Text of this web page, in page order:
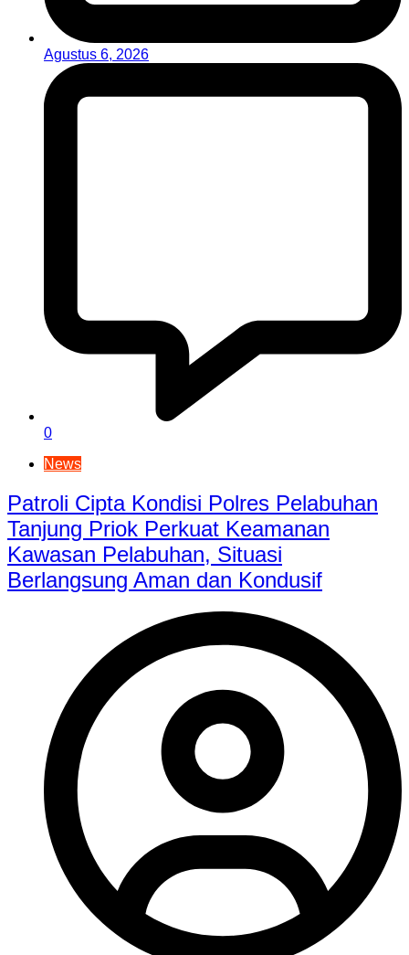
Agustus 6, 2026
0
News
Patroli Cipta Kondisi Polres Pelabuhan
Tanjung Priok Perkuat Keamanan
Kawasan Pelabuhan, Situasi
Berlangsung Aman dan Kondusif